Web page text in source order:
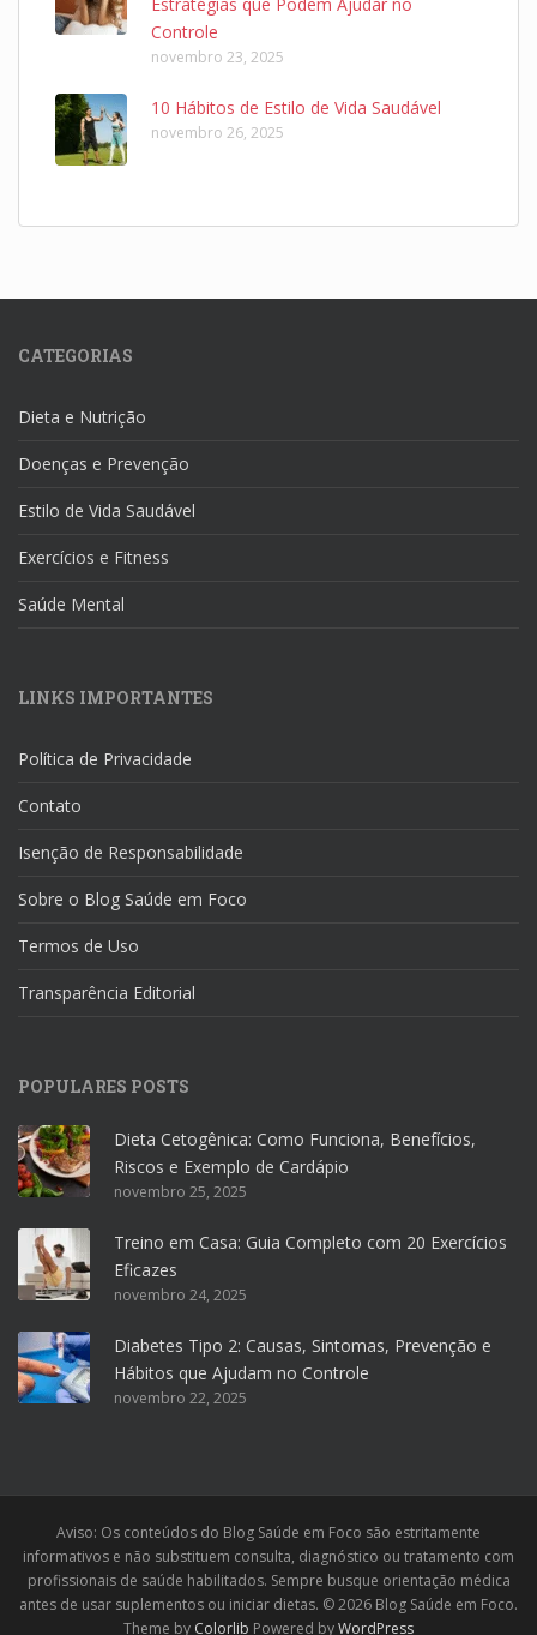
Controle
novembro 23, 2025
10 Hábitos de Estilo de Vida Saudável
novembro 26, 2025
CATEGORIAS
Dieta e Nutrição
Doenças e Prevenção
Estilo de Vida Saudável
Exercícios e Fitness
Saúde Mental
LINKS IMPORTANTES
Política de Privacidade
Contato
Isenção de Responsabilidade
Sobre o Blog Saúde em Foco
Termos de Uso
Transparência Editorial
POPULARES POSTS
Dieta Cetogênica: Como Funciona, Benefícios,
Riscos e Exemplo de Cardápio
novembro 25, 2025
Treino em Casa: Guia Completo com 20 Exercícios
Eficazes
novembro 24, 2025
Diabetes Tipo 2: Causas, Sintomas, Prevenção e
Hábitos que Ajudam no Controle
novembro 22, 2025
Aviso: Os conteúdos do Blog Saúde em Foco são estritamente
informativos e não substituem consulta, diagnóstico ou tratamento com
profissionais de saúde habilitados. Sempre busque orientação médica
antes de usar suplementos ou iniciar dietas. © 2026 Blog Saúde em Foco.
Theme by Colorlib Powered byWordPress